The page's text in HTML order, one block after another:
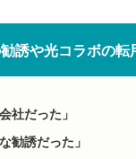
誘や光コラボの転
社だった」
勧誘だった」